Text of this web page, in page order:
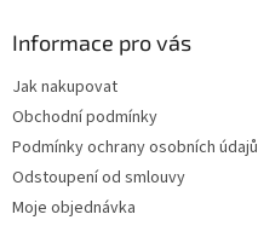
Informace pro vás
Jak nakupovat
Obchodní podmínky
Podmínky ochrany osobních údajů
Odstoupení od smlouvy
Moje objednávka